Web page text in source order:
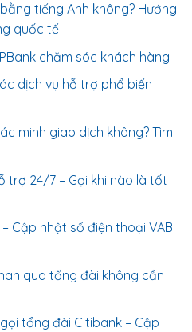
tiếng Anh không? Hướng
quốc tế
chăm sóc khách hàng
dịch vụ hỗ trợ phổ biến
minh giao dịch không? Tìm
trợ 24/7 – Gọi khi nào là tốt
Cập nhật số điện thoại VAB
qua tổng đài không cần
tổng đài Citibank – Cập